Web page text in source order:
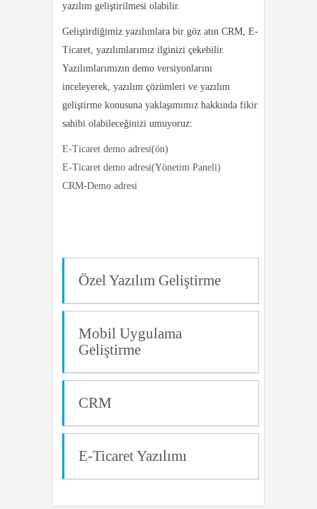
yazılım geliştirilmesi olabilir.
Geliştirdiğimiz yazılımlara bir göz atın CRM, E-
Ticaret, yazılımlarımız ilginizi çekebilir.
Yazılımlarımızın demo versiyonlarını
inceleyerek, yazılım çözümleri ve yazılım
geliştirme konusuna yaklaşımımız hakkında fikir
sahibi olabileceğinizi umuyoruz:
E-Ticaret demo adresi(ön)
E-Ticaret demo adresi(Yönetim Paneli)
CRM-Demo adresi
Özel Yazılım Geliştirme
Mobil Uygulama
Geliştirme
CRM
E-Ticaret Yazılımı